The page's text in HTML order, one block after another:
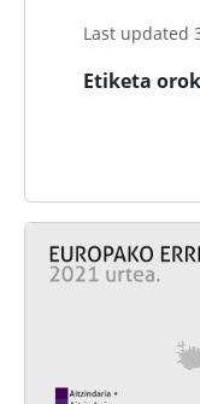
Last updated
Etiketa